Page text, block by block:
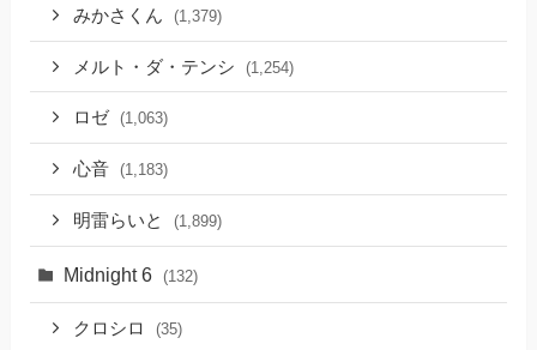
みかさくん (1,379)
メルト・ダ・テンシ (1,254)
ロゼ (1,063)
心音 (1,183)
明雷らいと (1,899)
Midnight 6 (132)
クロシロ (35)